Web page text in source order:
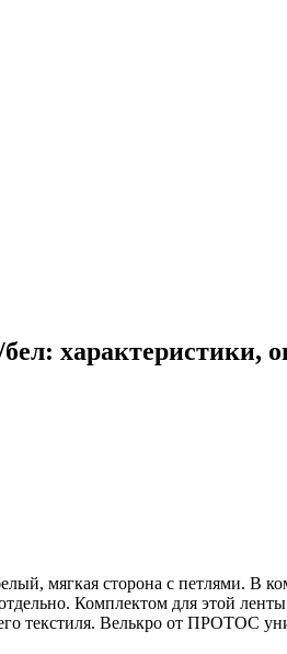
характеристики,
мягкая сторона с петлями. В
Комплектом для этой
текстиля. Велькро от ПРОТОС